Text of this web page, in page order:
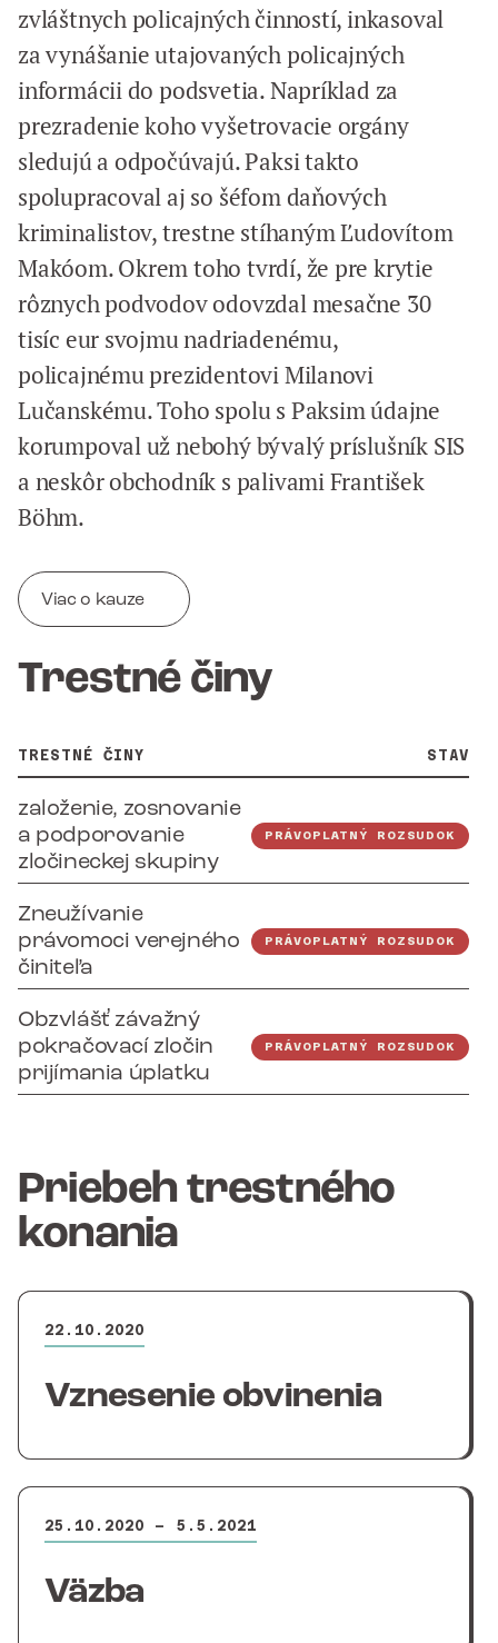
zvláštnych policajných činností, inkasoval
za vynášanie utajovaných policajných
informácii do podsvetia. Napríklad za
prezradenie koho vyšetrovacie orgány
sledujú a odpočúvajú. Paksi takto
spolupracoval aj so šéfom daňových
kriminalistov, trestne stíhaným Ľudovítom
Makóom. Okrem toho tvrdí, že pre krytie
rôznych podvodov odovzdal mesačne 30
tisíc eur svojmu nadriadenému,
policajnému prezidentovi Milanovi
Lučanskému. Toho spolu s Paksim údajne
korumpoval už nebohý bývalý príslušník SIS
a neskôr obchodník s palivami František
Böhm.
Viac o kauze
Trestné činy
TRESTNÉ ČINY STAV
založenie, zosnovanie
a podporovanie
zločineckej skupiny
PRÁVOPLATNÝ ROZSUDOK
Zneužívanie
právomoci verejného
činiteľa
PRÁVOPLATNÝ ROZSUDOK
Obzvlášť závažný
pokračovací zločin
prijímania úplatku
PRÁVOPLATNÝ ROZSUDOK
Priebeh trestného
konania
22.10.2020
Vznesenie obvinenia
25.10.2020 – 5.5.2021
Väzba